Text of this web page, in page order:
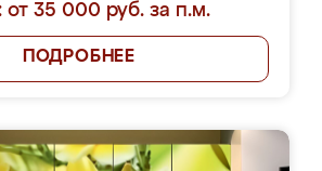
от 35 000 руб. за п.м.
ПОДРОБНЕЕ